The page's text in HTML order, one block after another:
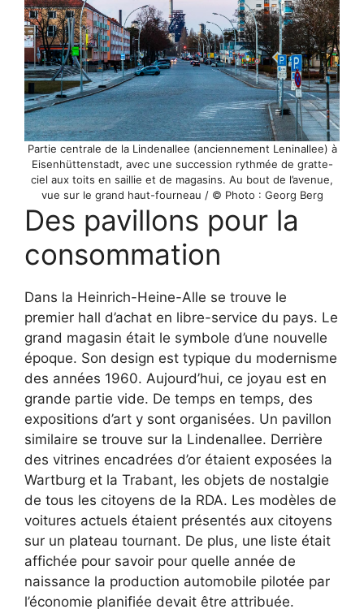
Partie centrale de la Lindenallee (anciennement Leninallee) à
Eisenhüttenstadt, avec une succession rythmée de gratte-
ciel aux toits en saillie et de magasins. Au bout de l’avenue,
vue sur le grand haut-fourneau / © Photo : Georg Berg
Des pavillons pour la
consommation
Dans la Heinrich-Heine-Alle se trouve le
premier hall d’achat en libre-service du pays. Le
grand magasin était le symbole d’une nouvelle
époque. Son design est typique du modernisme
des années 1960. Aujourd’hui, ce joyau est en
grande partie vide. De temps en temps, des
expositions d’art y sont organisées. Un pavillon
similaire se trouve sur la Lindenallee. Derrière
des vitrines encadrées d’or étaient exposées la
Wartburg et la Trabant, les objets de nostalgie
de tous les citoyens de la RDA. Les modèles de
voitures actuels étaient présentés aux citoyens
sur un plateau tournant. De plus, une liste était
affichée pour savoir pour quelle année de
naissance la production automobile pilotée par
l’économie planifiée devait être attribuée.